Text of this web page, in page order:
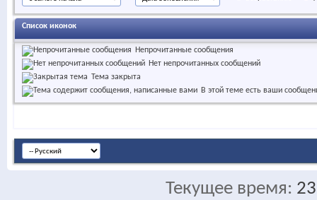
Список иконок
Непрочитанные сообщения
Нет непрочитанных сообщений
Тема закрыта
В этой теме есть ваши
Текущее время: